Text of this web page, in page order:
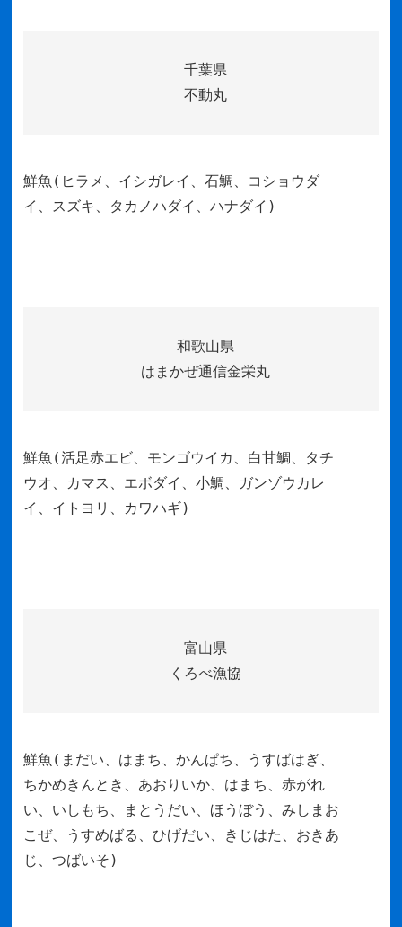
千葉県
不動丸
鮮魚(ヒラメ、イシガレイ、石鯛、コショウダ
イ、スズキ、タカノハダイ、ハナダイ)
和歌山県
はまかぜ通信金栄丸
鮮魚(活足赤エビ、モンゴウイカ、白甘鯛、タチ
ウオ、カマス、エボダイ、小鯛、ガンゾウカレ
イ、イトヨリ、カワハギ)
富山県
くろべ漁協
鮮魚(まだい、はまち、かんぱち、うすばはぎ、
ちかめきんとき、あおりいか、はまち、赤がれ
い、いしもち、まとうだい、ほうぼう、みしまお
こぜ、うすめばる、ひげだい、きじはた、おきあ
じ、つばいそ)